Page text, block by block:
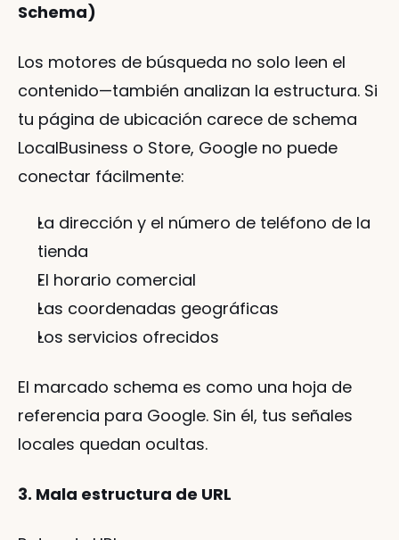
Schema)
Los motores de búsqueda no solo leen el
contenido—también analizan la estructura. Si
tu página de ubicación carece de schema
LocalBusiness o Store, Google no puede
conectar fácilmente:
La dirección y el número de teléfono de la
tienda
El horario comercial
Las coordenadas geográficas
Los servicios ofrecidos
El marcado schema es como una hoja de
referencia para Google. Sin él, tus señales
locales quedan ocultas.
3. Mala estructura de URL